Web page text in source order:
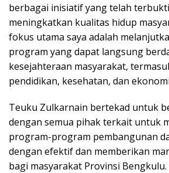
berbagai inisiatif yang telah
meningkatkan kualitas hidup
fokus utama saya adalah
program yang dapat langsung
kesejahteraan masyarakat,
pendidikan, kesehatan, dan
Teuku Zulkarnain bertekad untuk
dengan semua pihak terkait untuk
program-program pembangunan
dengan efektif dan memberikan
bagi masyarakat Provinsi Bengkulu.